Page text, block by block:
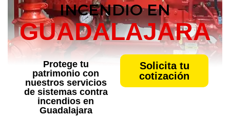
INCENDIO EN
GUADALAJARA
Protege tu
patrimonio con
nuestros servicios
de sistemas contra
incendios en
Guadalajara
Solicita tu
cotización